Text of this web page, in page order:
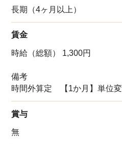
長期（4ヶ月以上）
賃金
時給（総額） 1,300円
備考
時間外算定 【1か月】単位変
賞与
無